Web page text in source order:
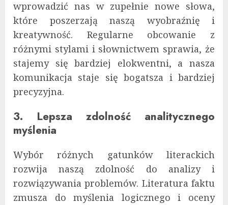
wprowadzić nas w zupełnie nowe słowa,
które poszerzają naszą wyobraźnię i
kreatywność. Regularne obcowanie z
różnymi stylami i słownictwem sprawia, że
stajemy się bardziej elokwentni, a nasza
komunikacja staje się bogatsza i bardziej
precyzyjna.
3. Lepsza zdolność analitycznego
myślenia
Wybór różnych gatunków literackich
rozwija naszą zdolność do analizy i
rozwiązywania problemów. Literatura faktu
zmusza do myślenia logicznego i oceny